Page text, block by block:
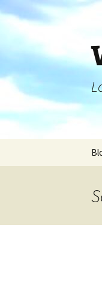
Zum
Inhalt
springen